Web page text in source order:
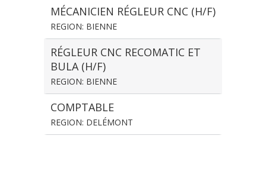
MÉCANICIEN RÉGLEUR CNC (H/F)
REGION: BIENNE
RÉGLEUR CNC RECOMATIC ET
BULA (H/F)
REGION: BIENNE
COMPTABLE
REGION: DELÉMONT